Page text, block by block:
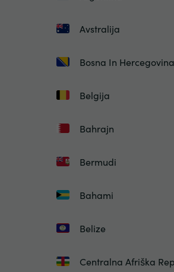
Avstralija
Bosna In Hercegovina
Belgija
Bahrajn
Bermudi
Bahami
Belize
Centralna Afriška